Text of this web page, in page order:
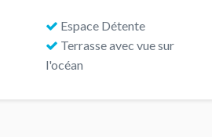
Espace Détente
Terrasse avec vue sur
l'océan